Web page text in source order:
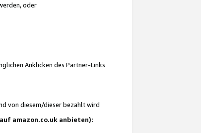
oder
Anklicken des Partner-Links
von diesem/dieser bezahlt wird
amazon.co.uk anbieten):